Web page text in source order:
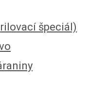
špeciál)